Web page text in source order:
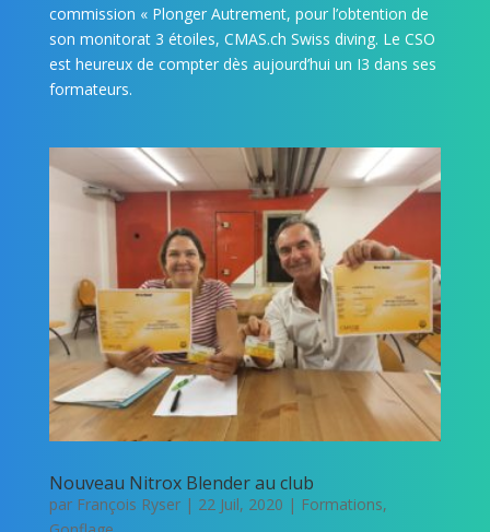
commission « Plonger Autrement, pour l’obtention de
son monitorat 3 étoiles, CMAS.ch Swiss diving. Le CSO
est heureux de compter dès aujourd’hui un I3 dans ses
formateurs.
Nouveau Nitrox Blender au club
par François Ryser| 22 Juil, 2020 | Formations,